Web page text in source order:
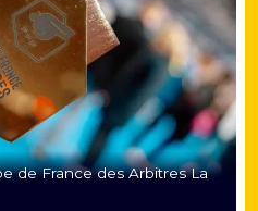
de France des Arbitres La